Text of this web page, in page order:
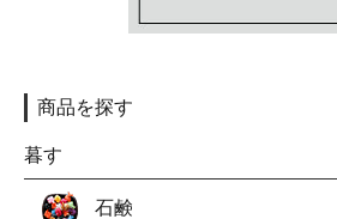
商品を探す
暮す
石鹸